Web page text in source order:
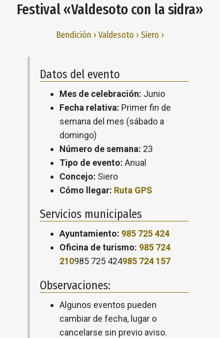
Festival «Valdesoto con la sidra»
Bendición › Valdesoto › Siero ›
Datos del evento
Mes de celebración: Junio
Fecha relativa: Primer fin de
semana del mes (sábado a
domingo)
Número de semana: 23
Tipo de evento: Anual
Concejo: Siero
Cómo llegar: Ruta GPS
Servicios municipales
Ayuntamiento: 985 725 424
Oficina de turismo: 985 724
210985 725 424985 724 157
Observaciones:
Algunos eventos pueden
cambiar de fecha, lugar o
cancelarse sin previo aviso.